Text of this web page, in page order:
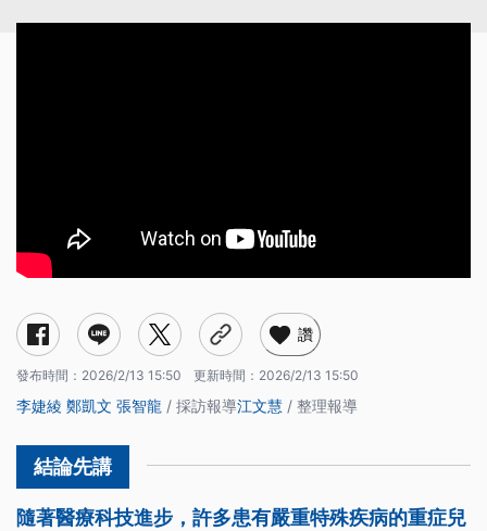
讚
發布時間： 2026/2/13 15:50 更新時間： 2026/2/13 15:50
李婕綾 鄭凱文 張智龍 / 採訪報導江文慧 / 整理報導
隨著醫療科技進步，許多患有嚴重特殊疾病的重症兒